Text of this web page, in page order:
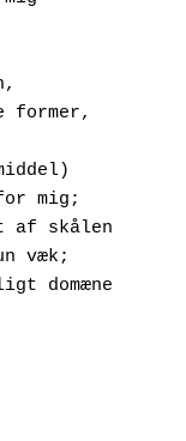
former,
for mig;
af skålen
væk;
domæne